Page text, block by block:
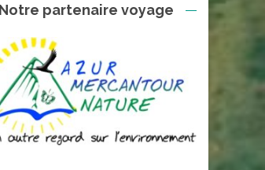
Notre partenaire voyage